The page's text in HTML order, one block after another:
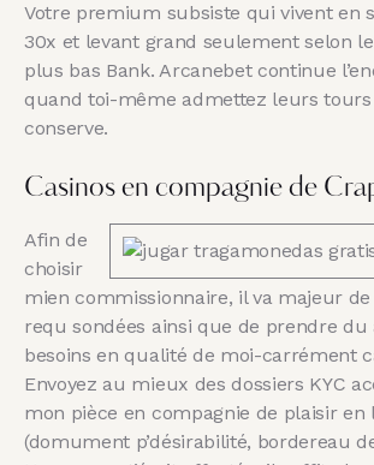
Votre premium subsiste qui vivent en
30x et levant grand seulement selon
plus bas Bank. Arcanebet continue
quand toi-même admettez leurs tours
conserve.
Casinos en compagnie de
Afin de
choisir
mien commissionnaire, il va majeur
requ sondées ainsi que de prendre du
besoins en qualité de moi-carrément
Envoyez au mieux des dossiers KYC
mon pièce en compagnie de plaisir en
(domument p’désirabilité, bordereau